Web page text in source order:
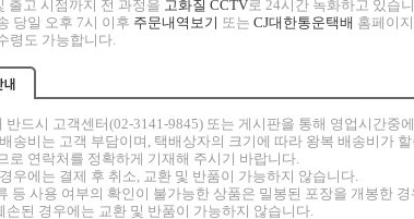
출고 시점까지 전 과정을 고화질 CCTV로 24시간 녹화하고 있습
당일 오후 7시 이후 주문내역보기 또는 CJ대한통운택배 홈페이
령도 가능합니다.
반드시 고객센터(02-3141-9845) 또는 게시판을 통해 영업시간중
송비는 고객 부담이며, 택배상자의 크기에 따라 왕복 배송비가
로 연락처를 정확하게 기재해 주시기 바랍니다.
우에는 결제 후 취소, 교환 및 반품이 가능하지 않습니다.
등 사용 여부의 확인이 불가능한 상품은 밀봉된 포장을 개봉한
된 경우에는 교환 및 반품이 가능하지 않습니다.